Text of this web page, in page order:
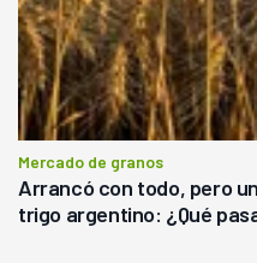
Mercado de granos
Arrancó con todo, pero
trigo argentino: ¿Qué